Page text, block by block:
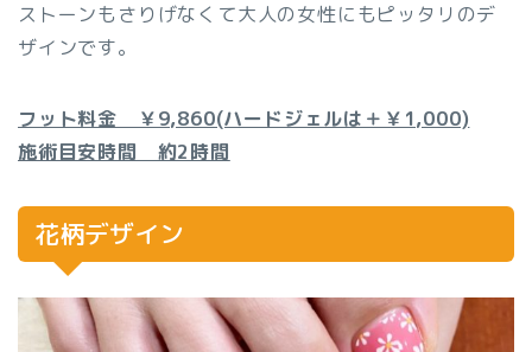
ストーンもさりげなくて大人の女性にもピッタリのデ
ザインです。
フット料金 ￥9,860(ハードジェルは＋￥1,000)
施術目安時間 約2時間
花柄デザイン